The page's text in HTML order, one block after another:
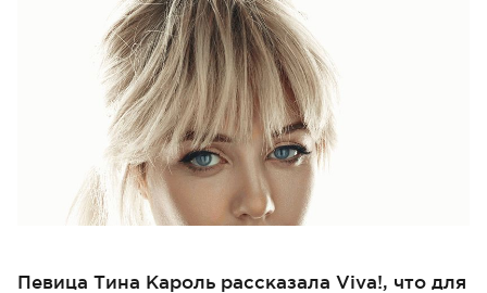
Певица Тина Кароль рассказала Viva!, что для